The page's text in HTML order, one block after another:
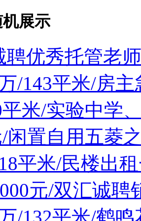
展示
聘优秀托管老师
/143平米/房
平米/实验中学
/闲置自用五菱
平米/民楼出
元/双汇诚聘
/132平米/鹤